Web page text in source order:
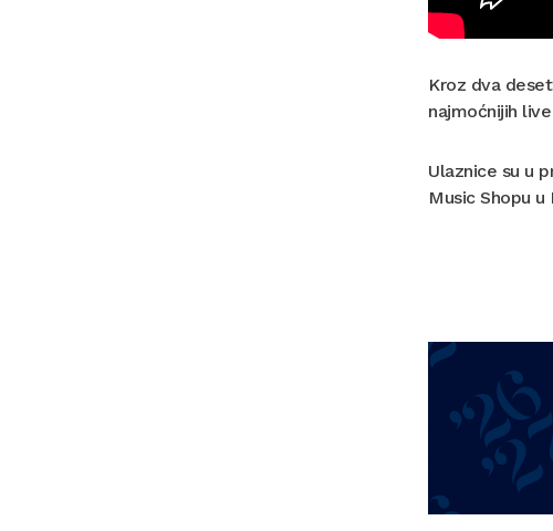
Kroz dva
najmoćnijih
Ulaznice su u
Music Shopu u